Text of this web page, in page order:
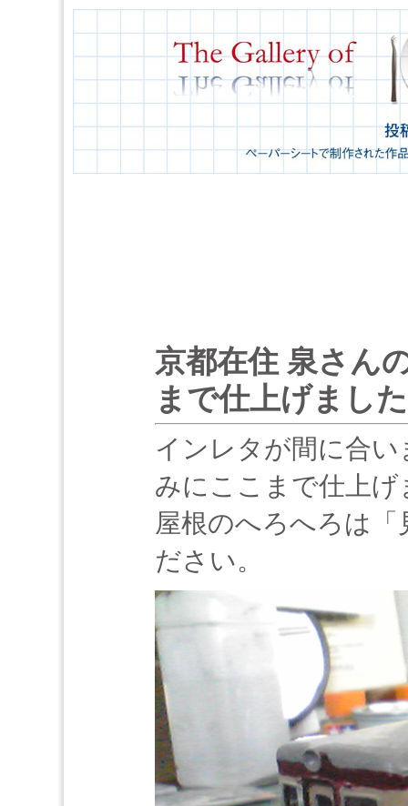
京都在住 泉さん
まで仕上げまし
インレタが間に合
みにここまで仕上げ
屋根のへろへろは
ださい。